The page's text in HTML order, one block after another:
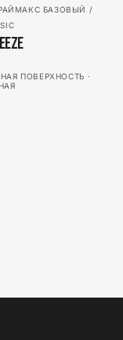
БАЗОВЫЙ /
ПОВЕРХНОСТЬ ·